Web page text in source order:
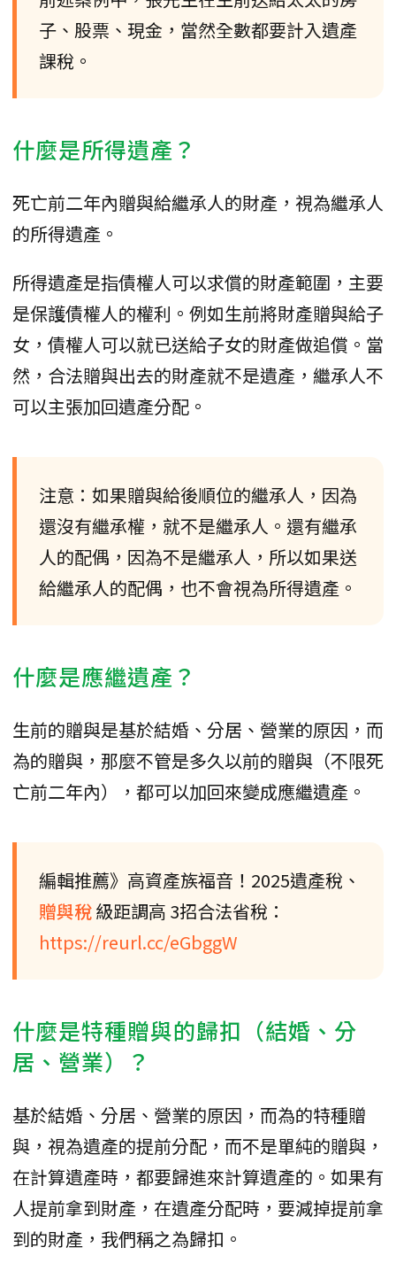
子、股票、現金，當然全數都要計入遺產
課稅。
什麼是所得遺產？
死亡前二年內贈與給繼承人的財產，視為繼承人
的所得遺產。
所得遺產是指債權人可以求償的財產範圍，主要
是保護債權人的權利。例如生前將財產贈與給子
女，債權人可以就已送給子女的財產做追償。當
然，合法贈與出去的財產就不是遺產，繼承人不
可以主張加回遺產分配。
注意：如果贈與給後順位的繼承人，因為
還沒有繼承權，就不是繼承人。還有繼承
人的配偶，因為不是繼承人，所以如果送
給繼承人的配偶，也不會視為所得遺產。
什麼是應繼遺產？
生前的贈與是基於結婚、分居、營業的原因，而
為的贈與，那麼不管是多久以前的贈與（不限死
亡前二年內），都可以加回來變成應繼遺產。
編輯推薦》高資產族福音！2025遺產稅、
贈與稅級距調高 3招合法省稅：
https://reurl.cc/eGbggW
什麼是特種贈與的歸扣（結婚、分
居、營業）？
基於結婚、分居、營業的原因，而為的特種贈
與，視為遺產的提前分配，而不是單純的贈與，
在計算遺產時，都要歸進來計算遺產的。如果有
人提前拿到財產，在遺產分配時，要減掉提前拿
到的財產，我們稱之為歸扣。